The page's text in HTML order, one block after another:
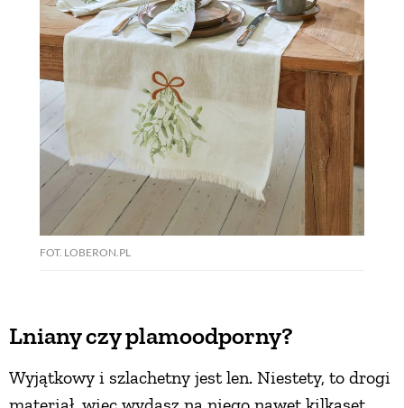
FOT. LOBERON.PL
Lniany czy plamoodporny?
Wyjątkowy i szlachetny jest len. Niestety, to drogi